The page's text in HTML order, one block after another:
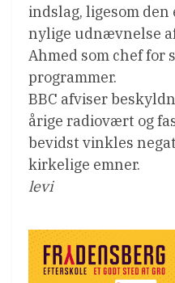
indslag, ligesom den
nylige udnævnelse
Ahmed som chef for
programmer.
BBC afviser
årige radiovært og
bevidst vinkles
kirkelige emner.
levi